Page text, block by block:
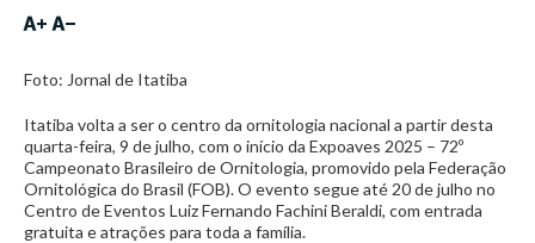
Foto: Jornal de Itatiba
Itatiba volta a ser o centro da ornitologia nacional a partir desta
quarta-feira, 9 de julho, com o início da Expoaves 2025 – 72º
Campeonato Brasileiro de Ornitologia, promovido pela Federação
Ornitológica do Brasil (FOB). O evento segue até 20 de julho no
Centro de Eventos Luiz Fernando Fachini Beraldi, com entrada
gratuita e atrações para toda a família.